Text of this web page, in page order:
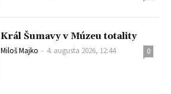
Král Šumavy v Múzeu totality
Miloš Majko - 4. augusta 2026, 12:44 0